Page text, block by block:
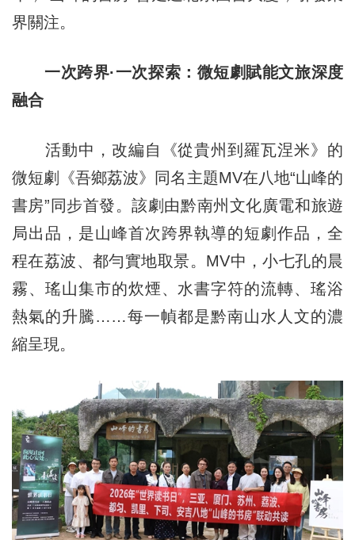
界關注。
一次跨界·一次探索：微短劇賦能文旅深度
融合
活動中，改編自《從貴州到羅瓦涅米》的
微短劇《吾鄉荔波》同名主題MV在八地“山峰的
書房”同步首發。該劇由黔南州文化廣電和旅遊
局出品，是山峰首次跨界執導的短劇作品，全
程在荔波、都勻實地取景。MV中，小七孔的晨
霧、瑤山集市的炊煙、水書字符的流轉、瑤浴
熱氣的升騰……每一幀都是黔南山水人文的濃
縮呈現。